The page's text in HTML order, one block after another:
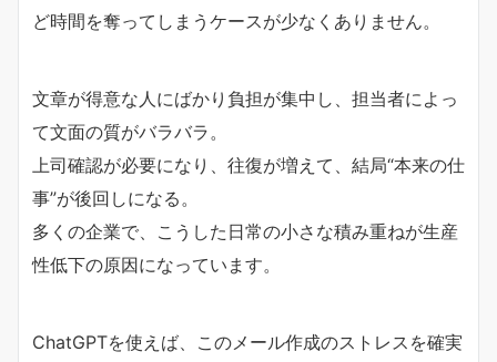
ど時間を奪ってしまうケースが少なくありません。
文章が得意な人にばかり負担が集中し、担当者によっ
て文面の質がバラバラ。
上司確認が必要になり、往復が増えて、結局“本来の仕
事”が後回しになる。
多くの企業で、こうした日常の小さな積み重ねが生産
性低下の原因になっています。
ChatGPTを使えば、このメール作成のストレスを確実